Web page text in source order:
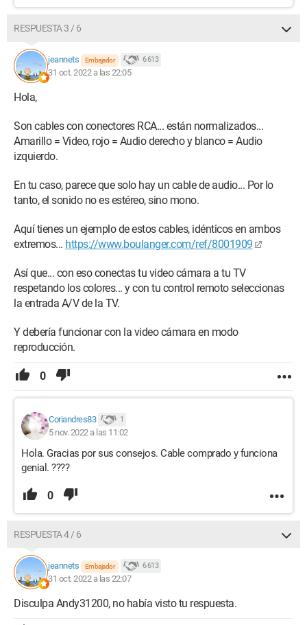
RESPUESTA 3 / 6
jeannets Embajador 6 613
31 oct. 2022 a las 22:05
Hola,
Son cables con conectores RCA... están normalizados...
Amarillo = Video, rojo = Audio derecho y blanco = Audio
izquierdo.
En tu caso, parece que solo hay un cable de audio... Por lo
tanto, el sonido no es estéreo, sino mono.
Aquí tienes un ejemplo de estos cables, idénticos en ambos
extremos... https://www.boulanger.com/ref/8001909
Así que... con eso conectas tu video cámara a tu TV
respetando los colores... y con tu control remoto seleccionas
la entrada A/V de la TV.
Y debería funcionar con la video cámara en modo
reproducción.
0
Coriandres83 1
5 nov. 2022 a las 11:02
Hola. Gracias por sus consejos. Cable comprado y funciona
genial. ????
0
RESPUESTA 4 / 6
jeannets Embajador 6 613
31 oct. 2022 a las 22:07
Disculpa Andy31200, no había visto tu respuesta.